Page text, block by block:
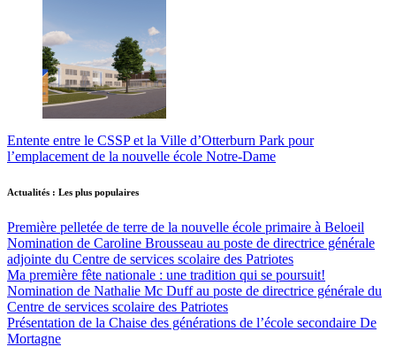
Entente entre le CSSP et la Ville d’Otterburn Park pour
l’emplacement de la nouvelle école Notre-Dame
Actualités : Les plus populaires
Première pelletée de terre de la nouvelle école primaire à Beloeil
Nomination de Caroline Brousseau au poste de directrice générale
adjointe du Centre de services scolaire des Patriotes
Ma première fête nationale : une tradition qui se poursuit!
Nomination de Nathalie Mc Duff au poste de directrice générale du
Centre de services scolaire des Patriotes
Présentation de la Chaise des générations de l’école secondaire De
Mortagne